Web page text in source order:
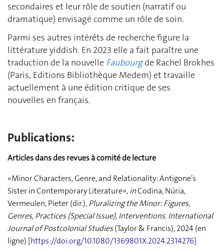
secondaires et leur rôle de soutien (narratif ou
dramatique) envisagé comme un rôle de soin.
Parmi ses autres intérêts de recherche figure la
littérature yiddish. En 2023 elle a fait paraître une
traduction de la nouvelle Faubourgde Rachel Brokhes
(Paris, Editions Bibliothèque Medem) et travaille
actuellement à une édition critique de ses
nouvelles en français.
Publications:
Articles dans des revues à comité de lecture
«Minor Characters, Genre, and Relationality: Antigone’s
Sister in Contemporary Literature»,inCodina, Núria,
Vermeulen, Pieter (dir.),Pluralizing the Minor: Figures,
Genres, Practices (Special Issue),Interventions.International
Journal of Postcolonial Studies(Taylor & Francis), 2024 (en
ligne) [https://doi.org/10.1080/1369801X.2024.2314276]